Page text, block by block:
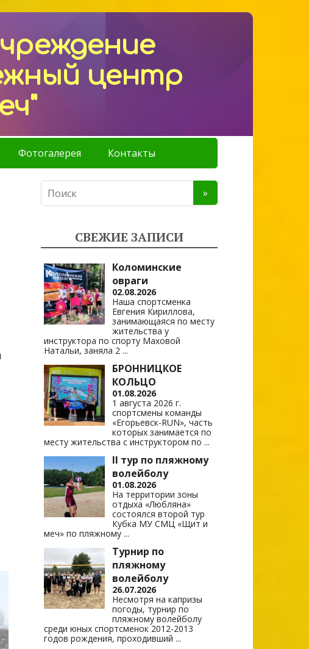
центр
Фотогалерея Контакты
СВЕЖИЕ ЗАПИСИ
Коломинские
овраги
02.08.2026
Наша спортсменка
Евгения Кириллова,
занимающаяся по месту
жительства у
инструктора по спорту Маховой
Натальи, заняла 2 ...
БРОННИЦКОЕ
КОЛЬЦО
01.08.2026
1 августа 2026 г.
спортсмены команды
«Егорьевск-RUN», часть
которых занимается по
месту жительства с инструктором по ...
II тур по пляжному
волейболу
01.08.2026
На территории зоны
отдыха «Любляна»
состоялся второй тур
Кубка МУ СМЦ «Щит и
меч» по пляжному ...
Турнир по
пляжному
волейболу
26.07.2026
Несмотря на капризы
погоды, турнир по
пляжному волейболу
среди юных спортсменок 2012-2013
годов рождения, проходивший ...